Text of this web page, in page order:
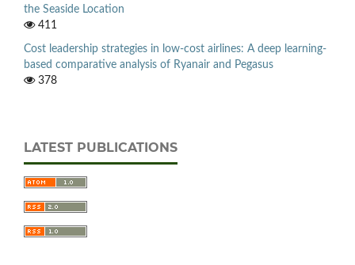
the Seaside Location
411
Cost leadership strategies in low-cost airlines: A deep learning-
based comparative analysis of Ryanair and Pegasus
378
LATEST PUBLICATIONS